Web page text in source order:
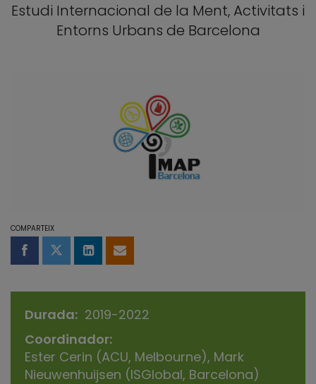
Estudi Internacional de la Ment, Activitats i
Entorns Urbans de Barcelona
COMPARTEIX
Compartir a Facebook
Compartir a Twitter
Comparteix a LinkedIn
Comparteix per email
Durada
2019-2022
Coordinador
Ester Cerin (ACU, Melbourne), Mark
Nieuwenhuijsen (ISGlobal, Barcelona)